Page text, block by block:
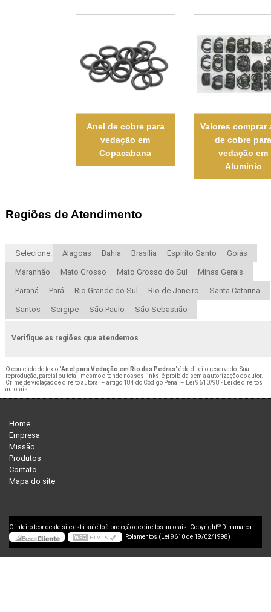
Anel de cobre para
vedação em
Copacabana
Valores comprar
de cobre
vedação em
Alumínio
Regiões de Atendimento
Selecione: Alagoas Bahia Brasília Espírito Santo Goiás
Maranhão Mato Grosso Mato Grosso do Sul Minas Gerais
Paraná Pará Rio Grande do Sul Rio de Janeiro Santa Catarina
Santos Sergipe São Paulo São Sebastião
Verifique as regiões que atendemos
O conteúdo do texto "Anel para Vedação em Rio das Pedras" é de direito reservado. Sua
reprodução, parcial ou total, mesmo citando nossos links, é proibida sem a autorização do autor.
Crime de violação de direito autoral – artigo 184 do Código Penal – Lei 9610/98 - Lei de direitos
autorais.
Home
Empresa
Missão
Produtos
Contato
Mapa do site
O inteiro teor deste site está sujeito à proteção de direitos autorais. Copyright© Dinamarca
Rolamentos (Lei 9610 de 19/02/1998)